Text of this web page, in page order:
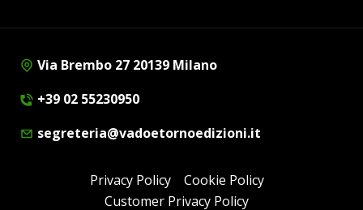
Via Brembo 27 20139 Milano
+39 02 55230950
segreteria@vadoetornoedizioni.it
Privacy Policy
Cookie Policy
Customer Privacy Policy